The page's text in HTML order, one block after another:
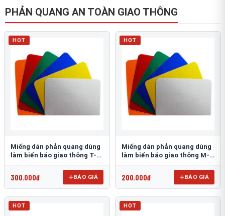
PHẢN QUANG AN TOÀN GIAO THÔNG
HOT
Miếng dán phản quang dùng
làm biển báo giao thông T-
300.000đ BÁO GIÁ
HOT
Miếng dán phản quang dùng
làm biển báo giao thông M-
200.000đ BÁO GIÁ
HOT HOT